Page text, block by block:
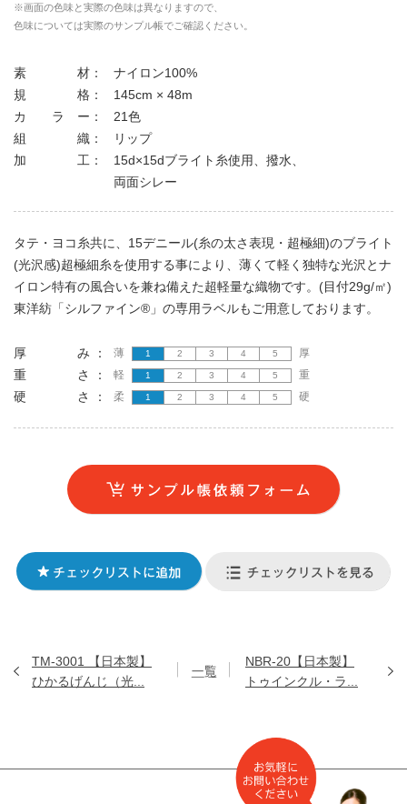
※画面の色味と実際の色味は異なりますので、
色味については実際のサンプル帳でご確認ください。
素 材：
ナイロン100%
規 格：
145cm × 48m
カ ラ ー：
21色
組 織：
リップ
加 工：
15d×15dブライト糸使用、撥水、
両面シレー
タテ・ヨコ糸共に、15デニール(糸の太さ表現・超極細)のブライト
(光沢感)超極細糸を使用する事により、薄くて軽く独特な光沢とナ
イロン特有の風合いを兼ね備えた超軽量な織物です。(目付29g/㎡)
東洋紡「シルファイン®」の専用ラベルもご用意しております。
厚 み ： 薄 1 2 3 4 5 厚
重 さ ： 軽 1 2 3 4 5 重
硬 さ ： 柔 1 2 3 4 5 硬
TM-3001 【日本製】
ひかるげんじ（光...
NBR-20【日本製】
トゥインクル・ラ...